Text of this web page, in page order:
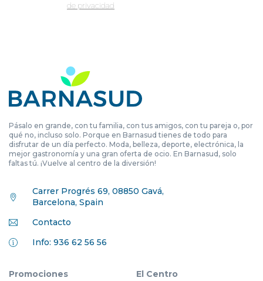
de privacidad
Pásalo en grande, con tu familia, con tus amigos, con tu pareja o, por
qué no, incluso solo. Porque en Barnasud tienes de todo para
disfrutar de un día perfecto. Moda, belleza, deporte, electrónica, la
mejor gastronomía y una gran oferta de ocio. En Barnasud, solo
faltas tú. ¡Vuelve al centro de la diversión!
Carrer Progrés 69, 08850 Gavá,
Barcelona, Spain
Contacto
Info: 936 62 56 56
Promociones El Centro